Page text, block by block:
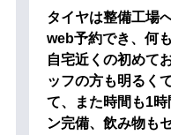
タイヤは整備工場
web予約でき、何
自宅近くの初めて
ッフの方も明るく
て、また時間も1
ン完備、飲み物も